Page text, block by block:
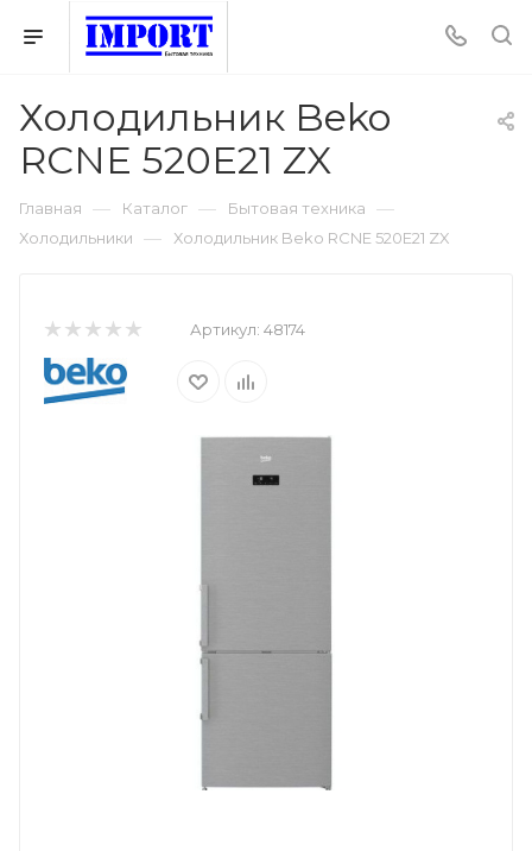
Холодильник Beko
RCNE 520E21 ZX
Главная — Каталог — Бытовая техника —
Холодильники — Холодильник Beko RCNE 520E21 ZX
Артикул: 48174